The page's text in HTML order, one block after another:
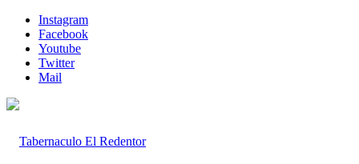
Instagram
Facebook
Youtube
Twitter
Mail